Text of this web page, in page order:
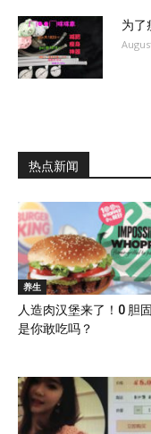
为了
热点新闻
养生
人造肉汉堡来了！0 胆
是你敢吃吗？